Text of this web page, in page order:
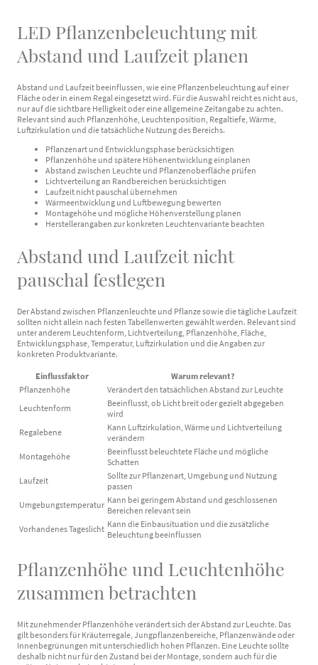
LED Pflanzenbeleuchtung mit
Abstand und Laufzeit planen
Abstand und Laufzeit beeinflussen, wie eine Pflanzenbeleuchtung auf einer
Fläche oder in einem Regal eingesetzt wird. Für die Auswahl reicht es nicht aus,
nur auf die sichtbare Helligkeit oder eine allgemeine Zeitangabe zu achten.
Relevant sind auch Pflanzenhöhe, Leuchtenposition, Regaltiefe, Wärme,
Luftzirkulation und die tatsächliche Nutzung des Bereichs.
Pflanzenart und Entwicklungsphase berücksichtigen
Pflanzenhöhe und spätere Höhenentwicklung einplanen
Abstand zwischen Leuchte und Pflanzenoberfläche prüfen
Lichtverteilung an Randbereichen berücksichtigen
Laufzeit nicht pauschal übernehmen
Wärmeentwicklung und Luftbewegung bewerten
Montagehöhe und mögliche Höhenverstellung planen
Herstellerangaben zur konkreten Leuchtenvariante beachten
Abstand und Laufzeit nicht
pauschal festlegen
Der Abstand zwischen Pflanzenleuchte und Pflanze sowie die tägliche Laufzeit
sollten nicht allein nach festen Tabellenwerten gewählt werden. Relevant sind
unter anderem Leuchtenform, Lichtverteilung, Pflanzenhöhe, Fläche,
Entwicklungsphase, Temperatur, Luftzirkulation und die Angaben zur
konkreten Produktvariante.
Einflussfaktor
Warum relevant?
Pflanzenhöhe
Verändert den tatsächlichen Abstand zur Leuchte
Leuchtenform
Beeinflusst, ob Licht breit oder gezielt abgegeben
wird
Regalebene
Kann Luftzirkulation, Wärme und Lichtverteilung
verändern
Montagehöhe
Beeinflusst beleuchtete Fläche und mögliche
Schatten
Laufzeit
Sollte zur Pflanzenart, Umgebung und Nutzung
passen
Umgebungstemperatur Kann bei geringem Abstand und geschlossenen
Bereichen relevant sein
Vorhandenes Tageslicht Kann die Einbausituation und die zusätzliche
Beleuchtung beeinflussen
Pflanzenhöhe und Leuchtenhöhe
zusammen betrachten
Mit zunehmender Pflanzenhöhe verändert sich der Abstand zur Leuchte. Das
gilt besonders für Kräuterregale, Jungpflanzenbereiche, Pflanzenwände oder
Innenbegrünungen mit unterschiedlich hohen Pflanzen. Eine Leuchte sollte
deshalb nicht nur für den Zustand bei der Montage, sondern auch für die